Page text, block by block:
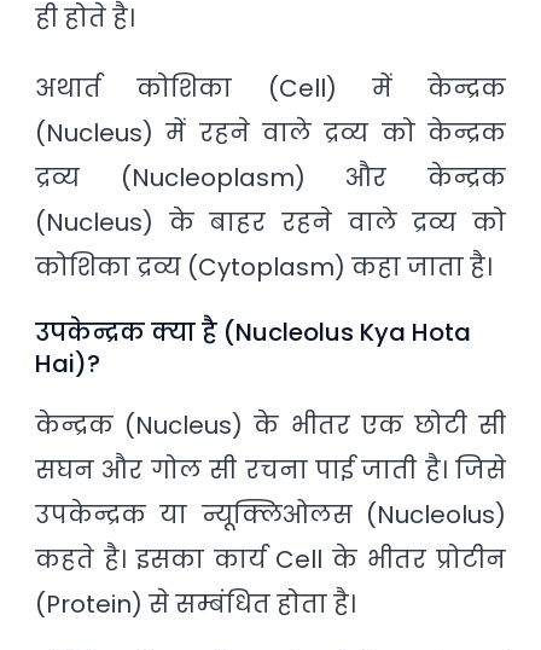
ही होते है।
अथार्त कोशिका (Cell) में केन्द्रक
(Nucleus) में रहने वाले द्रव्य को केन्द्रक
द्रव्य (Nucleoplasm) और केन्द्रक
(Nucleus) के बाहर रहने वाले द्रव्य को
कोशिका द्रव्य (Cytoplasm) कहा जाता है।
उपकेन्द्रक क्या है (Nucleolus Kya Hota
Hai)?
केन्द्रक (Nucleus) के भीतर एक छोटी सी
सघन और गोल सी रचना पाई जाती है। जिसे
उपकेन्द्रक या न्यूक्लिओलस (Nucleolus)
कहते है। इसका कार्य Cell के भीतर प्रोटीन
(Protein) से सम्बंधित होता है।